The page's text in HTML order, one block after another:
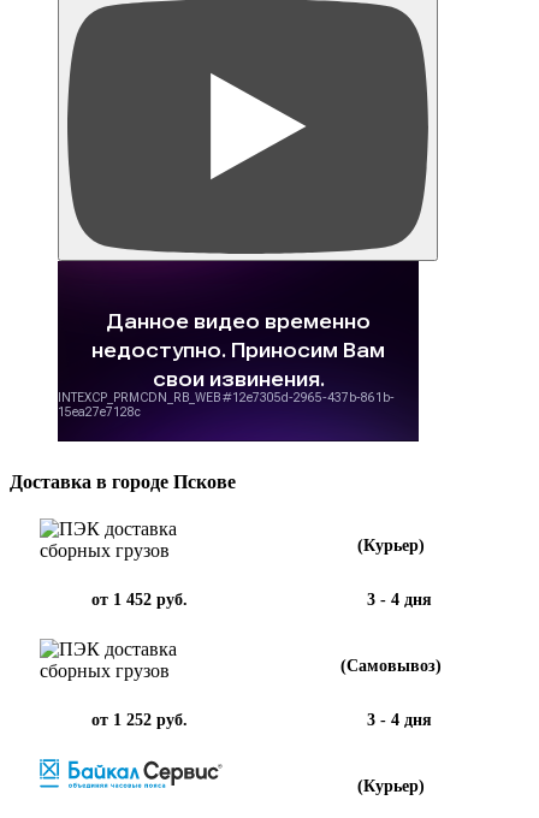
Доставка в городе Пскове
(Курьер)
от 1 452 руб. 3 - 4 дня
(Самовывоз)
от 1 252 руб. 3 - 4 дня
(Курьер)